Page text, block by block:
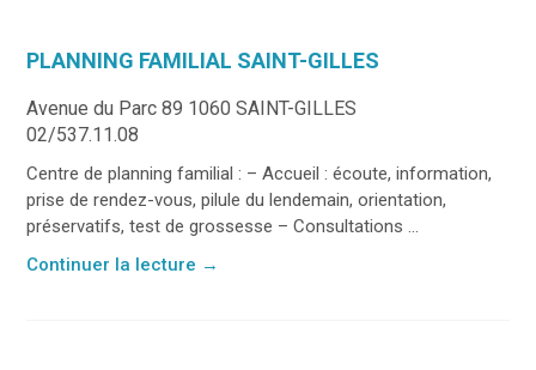
PLANNING FAMILIAL SAINT-GILLES
Avenue du Parc 89 1060 SAINT-GILLES
02/537.11.08
Centre de planning familial : – Accueil : écoute, information,
prise de rendez-vous, pilule du lendemain, orientation,
préservatifs, test de grossesse – Consultations ...
Continuer la lecture →